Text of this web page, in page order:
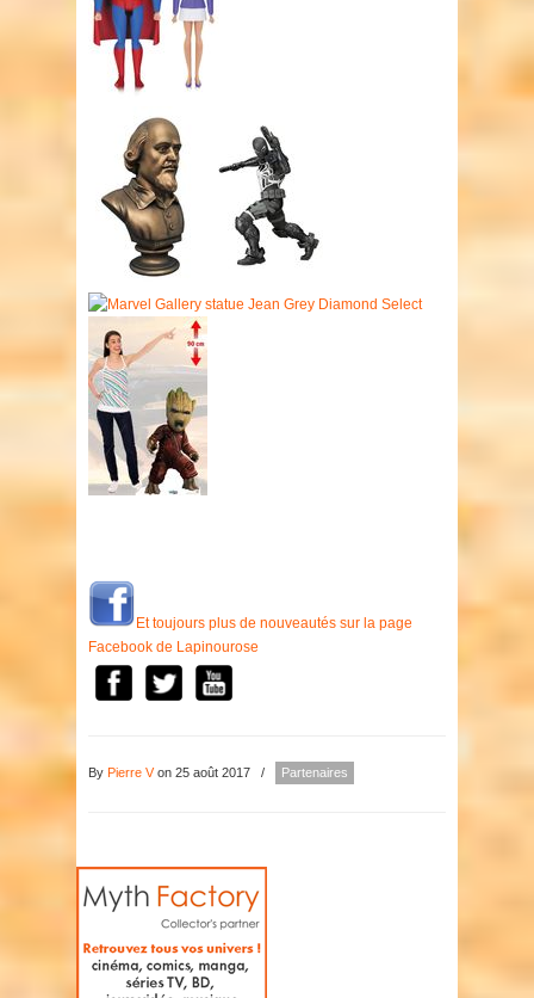
Et toujours plus de nouveautés sur la page
Facebook de Lapinourose
By Pierre Von 25 août 2017 / Partenaires